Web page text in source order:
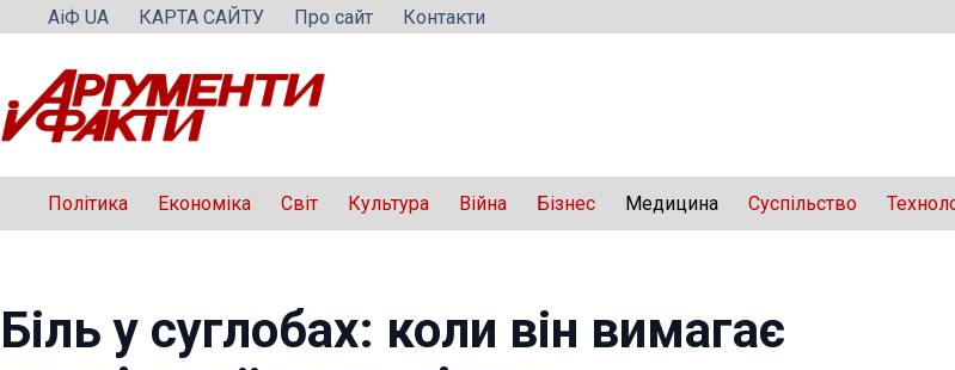
Перейти
вмісту
АіФ UA КАРТА САЙТУ Про сайт Контакти
Політика Економіка Світ Культура Війна Бізнес Медицина Суспільство
Біль у суглобах: коли він вимагає